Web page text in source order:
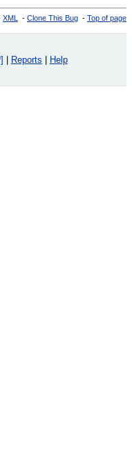
XML - Clone This Bug - Top of page
Reports
Help